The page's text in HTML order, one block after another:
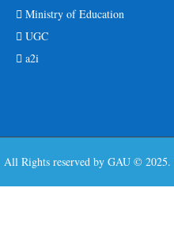
Ministry of Education
UGC
a2i
All Rights reserved by GAU © 2025.